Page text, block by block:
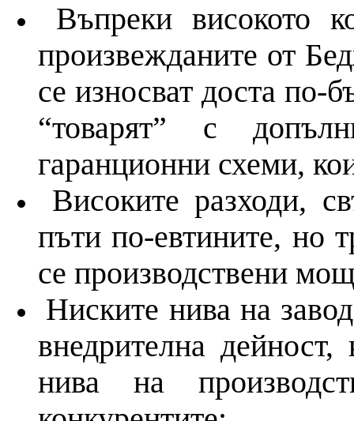
Въпреки високото
произвежданите от
се износват доста по-
“товарят” с
гаранционни схеми,
Високите разходи,
пъти по-евтините, но
се производствени
Ниските нива на
внедрителна
нива на